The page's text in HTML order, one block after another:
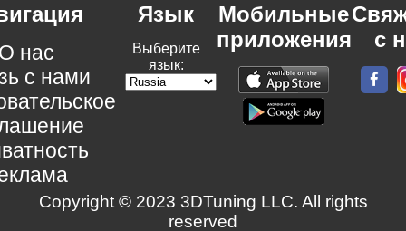
нас
с нами
Язык
Выберите
язык:
Мобильные
приложения
с
Copyright © 2023 3DTuning LLC. All rights
reserved